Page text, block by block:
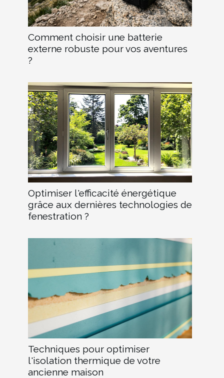
Comment choisir une batterie
externe robuste pour vos aventures
?
Optimiser l'efficacité énergétique
grâce aux dernières technologies de
fenestration ?
Techniques pour optimiser
l'isolation thermique de votre
ancienne maison